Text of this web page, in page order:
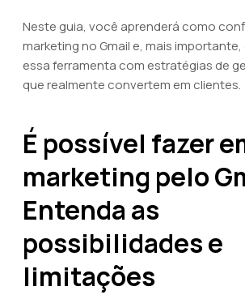
Neste guia, você aprenderá como
marketing no Gmail e, mais
essa ferramenta com estratégias de
que realmente convertem em clientes.
É possível fazer
marketing pelo
Entenda as
possibilidades e
limitações